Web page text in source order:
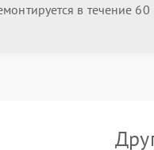
в течение 60